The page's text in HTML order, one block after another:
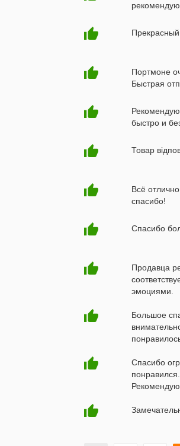
Портмоне
Быстрая
быстро и
Товар
Всё
спасибо!
Спасибо
Продавца
эмоциями.
Большое
Спасибо